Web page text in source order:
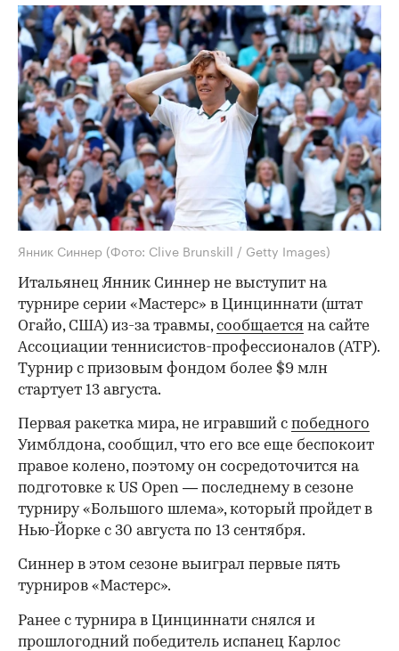
Янник Синнер (Фото: Clive Brunskill / Getty Images)
Итальянец Янник Синнер не выступит на
турнире серии «Мастерс» в Цинциннати (штат
Огайо, США) из-за травмы,сообщается на сайте
Ассоциации теннисистов-профессионалов (ATP).
Турнир с призовым фондом более $9 млн
стартует 13 августа.
Первая ракетка мира, не игравший с победного
Уимблдона, сообщил, что его все еще беспокоит
правое колено, поэтому он сосредоточится на
подготовке к US Open — последнему в сезоне
турниру «Большого шлема», который пройдет в
Нью-Йорке с 30 августа по 13 сентября.
Синнер в этом сезоне выиграл первые пять
турниров «Мастерс».
Ранее с турнира в Цинциннати снялся и
прошлогодний победитель испанец Карлос